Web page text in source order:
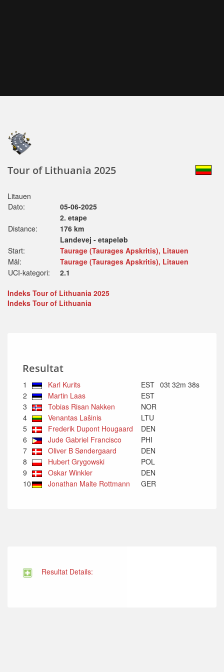
Tour of Lithuania 2025
Litauen
Dato:
05-06-2025
2. etape
Distance:
176 km
Landevej - etapeløb
Start:
Taurage (Taurages Apskritis), Litauen
Mål:
Taurage (Taurages Apskritis), Litauen
UCI-kategori:
2.1
Indeks Tour of Lithuania 2025
Indeks Tour of Lithuania
Resultat
1 Karl Kurits EST 03t 32m 38s
2
Martin Laas
EST
3
Tobias Risan Nakken
NOR
4
Venantas Lašinis
LTU
5
Frederik Dupont Hougaard
DEN
6
Jude Gabriel Francisco
PHI
7
Oliver B Søndergaard
DEN
8
Hubert Grygowski
POL
9
Oskar Winkler
DEN
10
Jonathan Malte Rottmann GER
Resultat Details: